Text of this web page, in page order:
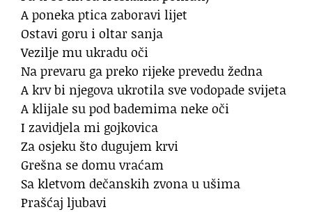
A poneka ptica zaboravi lijet
Ostavi goru i oltar sanja
Vezilje mu ukradu oči
Na prevaru ga preko rijeke prevedu žedna
A krv bi njegova ukrotila sve vodopade svijeta
A klijale su pod bademima neke oči
I zavidjela mi gojkovica
Za osjeku što dugujem krvi
Grešna se domu vraćam
Sa kletvom dečanskih zvona u ušima
Prašćaj ljubavi